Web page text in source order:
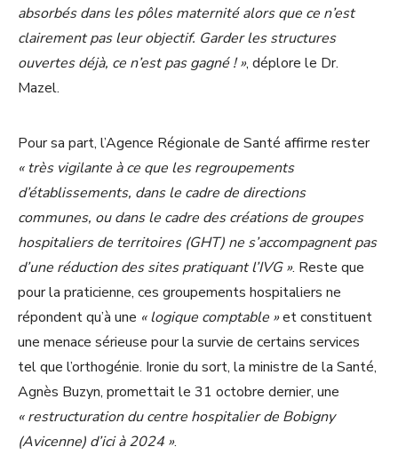
absorbés dans les pôles maternité alors que ce n’est
clairement pas leur objectif. Garder les structures
ouvertes déjà, ce n’est pas gagné ! », déplore le Dr.
Mazel.
Pour sa part, l’Agence Régionale de Santé affirme rester
« très vigilante à ce que les regroupements
d’établissements, dans le cadre de directions
communes, ou dans le cadre des créations de groupes
hospitaliers de territoires (GHT) ne s’accompagnent pas
d’une réduction des sites pratiquant l’IVG ». Reste que
pour la praticienne, ces groupements hospitaliers ne
répondent qu’à une « logique comptable »et constituent
une menace sérieuse pour la survie de certains services
tel que l’orthogénie. Ironie du sort, la ministre de la Santé,
Agnès Buzyn, promettait le 31 octobre dernier, une
« restructuration du centre hospitalier de Bobigny
(Avicenne) d’ici à 2024 ».